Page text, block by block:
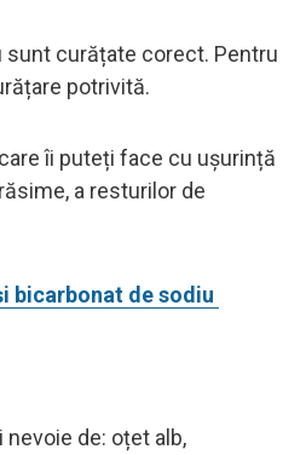
sunt curățate corect. Pentru
potrivită.
îi puteți face cu ușurință
a resturilor de
bicarbonat de sodiu
de: oțet alb,